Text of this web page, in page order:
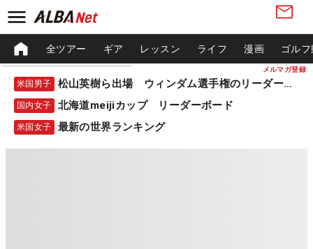
メルマガ登録
全ツアー ギア レッスン ライフ 漫画 ゴル
米国男子 松山英樹ら出場 ウィンダム選手権のリーダーボード
国内女子 北海道meijiカップ リーダーボード
米国女子 最新の世界ランキング